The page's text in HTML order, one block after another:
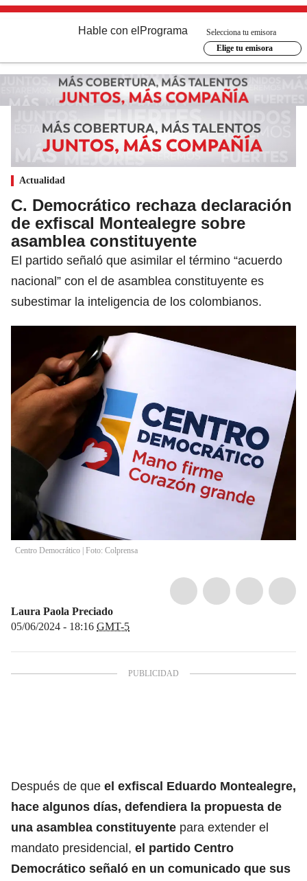
Hable con el Programa
Selecciona tu emisora
Elige tu emisora
Actualidad
C. Democrático rechaza declaración
de exfiscal Montealegre sobre
asamblea constituyente
El partido señaló que asimilar el término “acuerdo
nacional” con el de asamblea constituyente es
subestimar la inteligencia de los colombianos.
Centro Democrático | Foto: Colprensa
Laura Paola Preciado
05/06/2024 - 18:16 GMT-5
Después de que el exfiscal Eduardo Montealegre,
hace algunos días, defendiera la propuesta de
una asamblea constituyente para extender el
mandato presidencial, el partido Centro
Democrático señaló en un comunicado que sus